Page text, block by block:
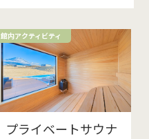
館内アクティビティ
プライベートサウナ